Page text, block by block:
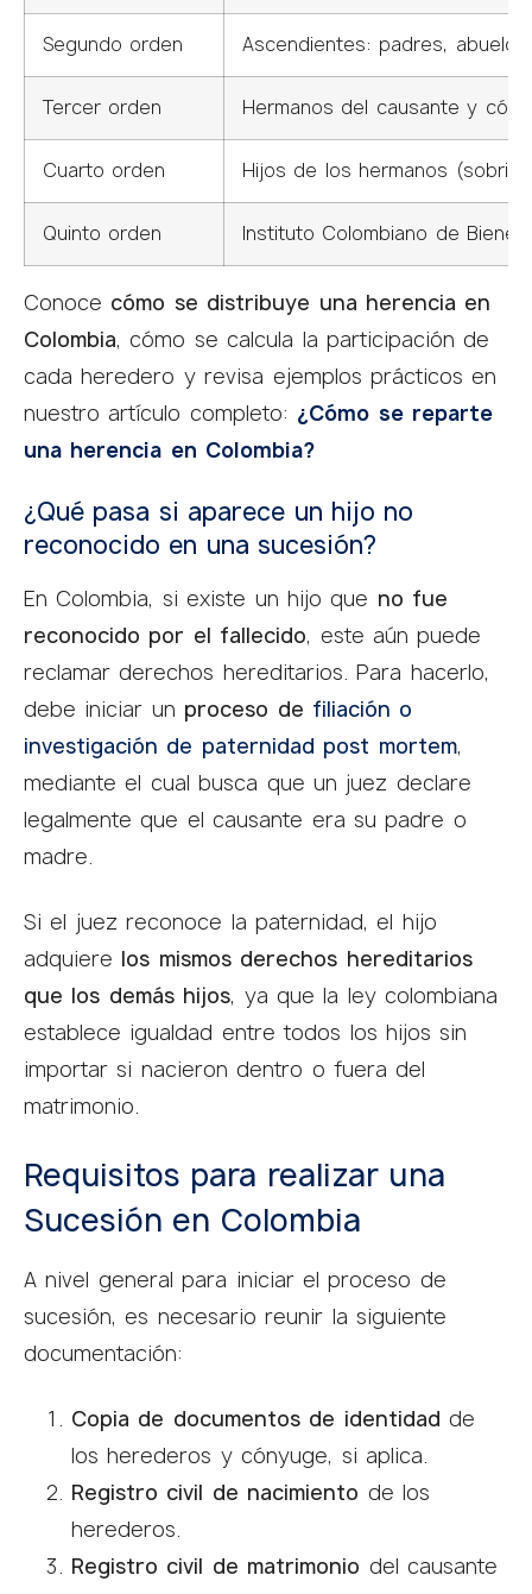
Segundo orden Ascendientes: padres,
Tercer orden Hermanos del causante y
Cuarto orden Hijos de los hermanos
Quinto orden Instituto Colombiano de
Conoce cómo se distribuye una herencia en
Colombia, cómo se calcula la participación de
cada heredero y revisa ejemplos prácticos en
nuestro artículo completo: ¿Cómo se reparte
una herencia en Colombia?
¿Qué pasa si aparece un hijo no
reconocido en una sucesión?
En Colombia, si existe un hijo que no fue
reconocido por el fallecido, este aún puede
reclamar derechos hereditarios. Para hacerlo,
debe iniciar un proceso de filiación o
investigación de paternidad post mortem,
mediante el cual busca que un juez declare
legalmente que el causante era su padre o
madre.
Si el juez reconoce la paternidad, el hijo
adquiere los mismos derechos hereditarios
que los demás hijos, ya que la ley colombiana
establece igualdad entre todos los hijos sin
importar si nacieron dentro o fuera del
matrimonio.
Requisitos para realizar una
Sucesión en Colombia
A nivel general para iniciar el proceso de
sucesión, es necesario reunir la siguiente
documentación:
Copia de documentos de identidad de
los herederos y cónyuge, si aplica.
Registro civil de nacimiento de los
herederos.
Registro civil de matrimonio del causante